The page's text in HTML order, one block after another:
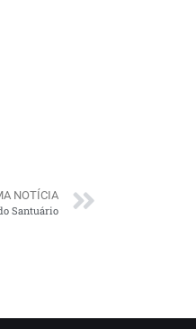
NOTÍCIA
Santuário